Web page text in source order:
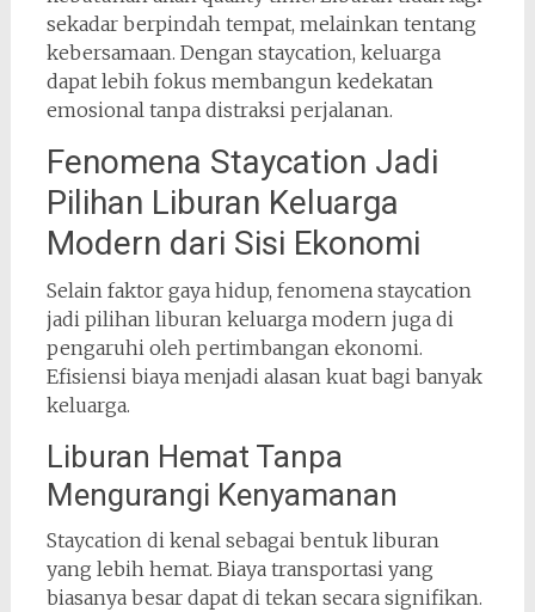
sekadar berpindah tempat, melainkan tentang
kebersamaan. Dengan staycation, keluarga
dapat lebih fokus membangun kedekatan
emosional tanpa distraksi perjalanan.
Fenomena Staycation Jadi
Pilihan Liburan Keluarga
Modern dari Sisi Ekonomi
Selain faktor gaya hidup, fenomena staycation
jadi pilihan liburan keluarga modern juga di
pengaruhi oleh pertimbangan ekonomi.
Efisiensi biaya menjadi alasan kuat bagi banyak
keluarga.
Liburan Hemat Tanpa
Mengurangi Kenyamanan
Staycation di kenal sebagai bentuk liburan
yang lebih hemat. Biaya transportasi yang
biasanya besar dapat di tekan secara signifikan.